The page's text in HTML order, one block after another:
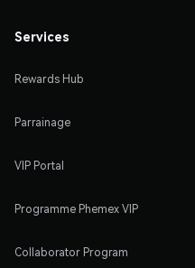
Services
Rewards Hub
Parrainage
VIP Portal
Programme Phemex VIP
Collaborator Program